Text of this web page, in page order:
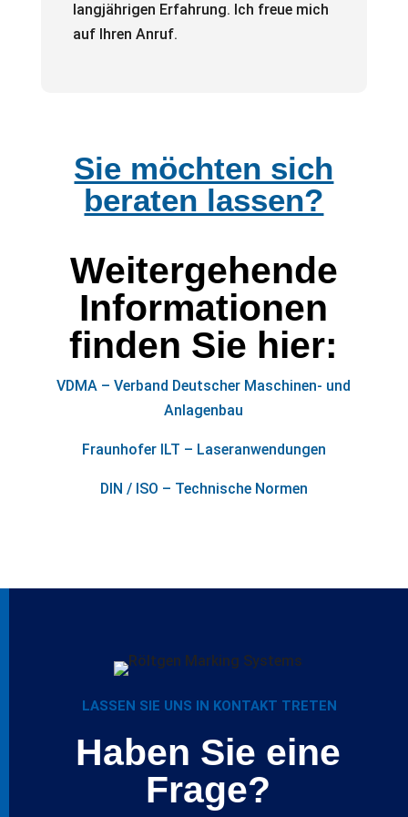
langjährigen Erfahrung. Ich freue mich
auf Ihren Anruf.
Sie möchten sich
beraten lassen?
Weitergehende
Informationen
finden Sie hier:
VDMA – Verband Deutscher Maschinen- und
Anlagenbau
Fraunhofer ILT – Laseranwendungen
DIN / ISO – Technische Normen
LASSEN SIE UNS IN KONTAKT TRETEN
Haben Sie eine
Frage?